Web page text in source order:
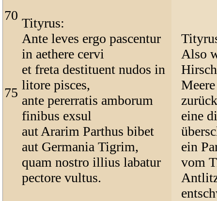
70
75
Tityrus:
Ante leves ergo pascentur
in aethere cervi
et freta destituent nudos in
litore pisces,
ante pererratis amborum
finibus exsul
aut Ararim Parthus bibet
aut Germania Tigrim,
quam nostro illius labatur
pectore vultus.
Also
eine
ein
vom